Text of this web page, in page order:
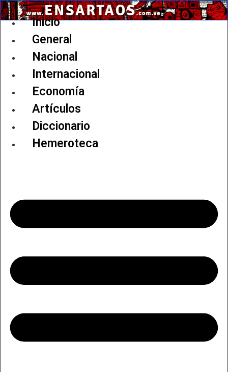
Ir
al
Inicio
General
Nacional
Internacional
Economía
Artículos
Diccionario
Hemeroteca